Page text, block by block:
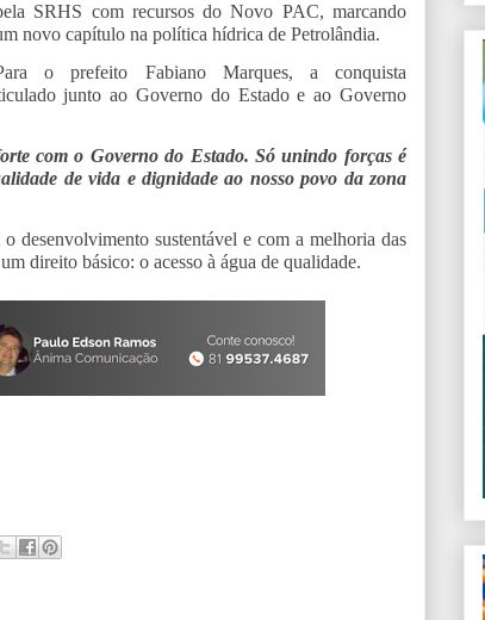
SRHS com recursos do Novo PAC, marcando
novo capítulo na política hídrica de Petrolândia.
o prefeito Fabiano Marques, a conquista
junto ao Governo do Estado e ao Governo
com o Governo do Estado. Só unindo forças é
de vida e dignidade ao nosso povo da zona
desenvolvimento sustentável e com a melhoria das
direito básico: o acesso à água de qualidade.